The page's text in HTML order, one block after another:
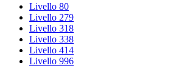
Livello 80
Livello 279
Livello 318
Livello 338
Livello 414
Livello 996